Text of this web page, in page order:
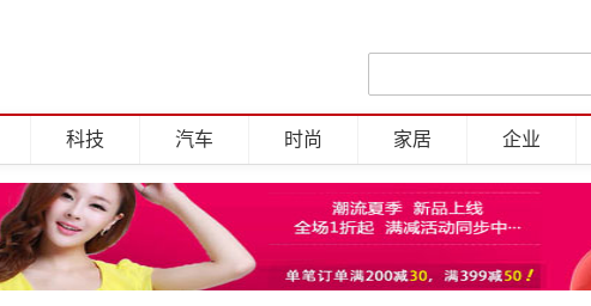
科技 汽车 时尚 家居 企业